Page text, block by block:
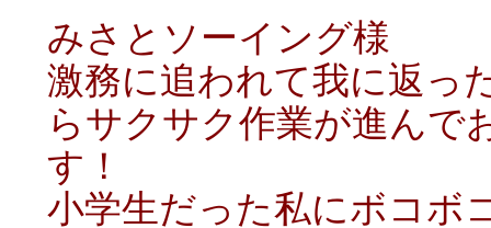
みさとソーイング様
激務に追われて我に返っ
らサクサク作業が進んで
す！
小学生だった私にボコボ